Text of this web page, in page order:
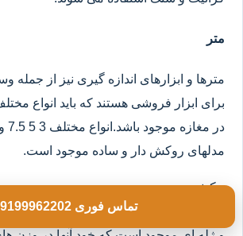
متر
مترها و ابزارهای اندازه گیری نیز از
برای ابزار فروشی هستند که باید انواع
مدلهای روکش دار و ساده موجود است.
چکش
انواع چکش در مدلهای تمام فلزی دسته
تماس فوری 09199962202